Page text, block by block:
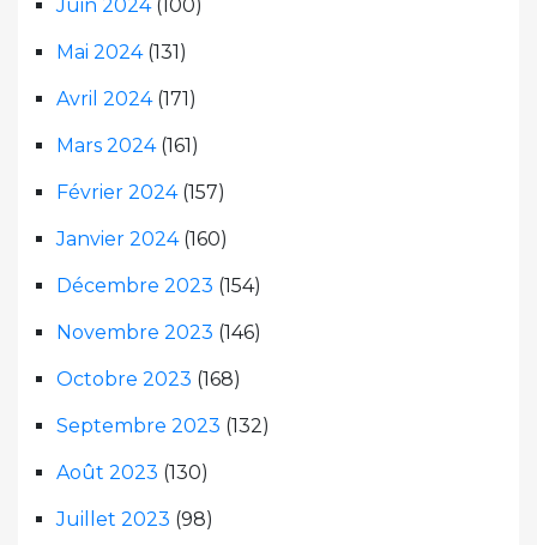
Juin 2024(100)
Mai 2024(131)
Avril 2024(171)
Mars 2024(161)
Février 2024(157)
Janvier 2024(160)
Décembre 2023 (154)
Novembre 2023 (146)
Octobre 2023 (168)
Septembre 2023 (132)
Août 2023 (130)
Juillet 2023 (98)